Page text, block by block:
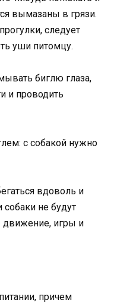
вымазаны в грязи.
следует
уши питомцу.
биглю глаза,
и проводить
с собакой нужно
вдоволь и
не будут
движение, игры и
причем